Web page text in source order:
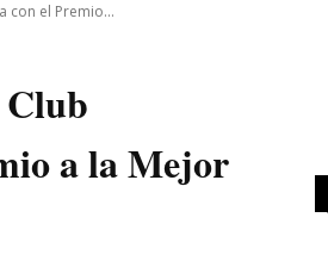
con el Premio...
a la Mejor